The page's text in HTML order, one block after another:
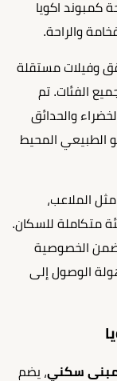
كمبوند اكويا
والراحة.
وفيلات مستقلة
الفئات. تم
والحدائق
الطبيعي المحيط
الملاعب،
متكاملة للسكان.
يضمن الخصوصية
الوصول إلى
، يضم